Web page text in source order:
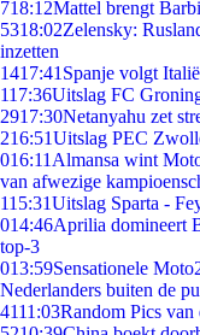
718:12Mattel brengt
5318:02Zelensky:
inzetten
1417:41 Spanje volgt
117:36Uitslag FC
2917:30Netanyahu zet
216:51Uitslag PEC
016:11 Almansa wint
van afwezige
115:31Uitslag Sparta -
014:46Aprilia domineert
top-3
013:59Sensationele
Nederlanders buiten de
4111:03Random Pics van